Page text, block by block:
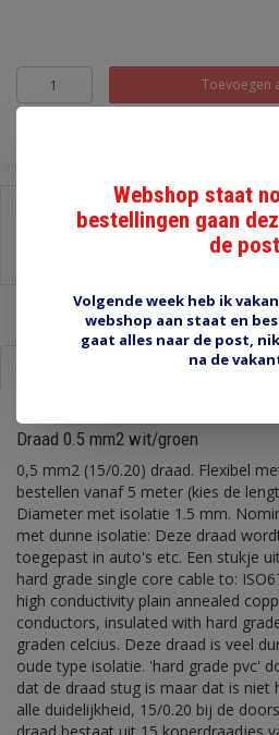
Toevoegen
Reviews
Draad 0.5 mm2 wit/groen
0,5 mm2 (15/0.20) draad. Flexibel
bestellen vanaf 5 meter (kies de
Diameter met isolatie 1.5 mm.
met dunne isolatie: Deze draad
toegepast in auto's etc. Een stukje
hard grade single core cable to:
high conductivity plain annealed
conductors, insulated with hard
graden celcius. Deze draad is veel
oude type isolatie. 'hard grade pvc'
dat de draad stug is maar dat is niet
alle duidelijkheid, 15/0.20 bij de
Webshop staat
bestellingen gaan
de post
Volgende week heb ik
webshop aan staat en
gaat alles naar de post,
na de